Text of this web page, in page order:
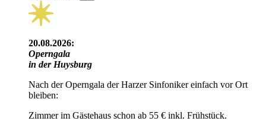
20.08.2026:
Operngala
in der Huysburg
Nach der Operngala der Harzer Sinfoniker einfach vor Ort
bleiben:
Zimmer im Gästehaus schon ab 55 € inkl. Frühstück.